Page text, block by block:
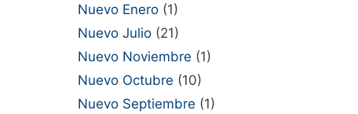
Nuevo Enero (1)
Nuevo Julio (21)
Nuevo Noviembre (1)
Nuevo Octubre (10)
Nuevo Septiembre (1)